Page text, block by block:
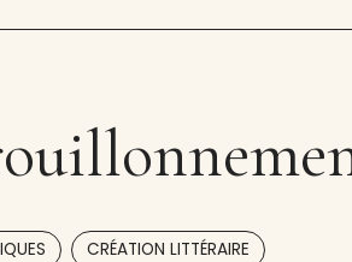
CRÉATION LITTÉRAIRE